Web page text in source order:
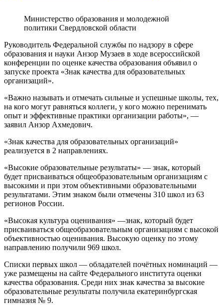
Министерство образования и молодежной
политики Свердловской области
Руководитель Федеральной службы по надзору в сфере
образования и науки Анзор Музаев в ходе всероссийской
конференции по оценке качества образования объявил о
запуске проекта «Знак качества для образовательных
организаций».
«Важно называть и отмечать сильные и успешные школы, тех,
на кого могут равняться коллеги, у кого можно перенимать
опыт и эффективные практики организации работы», —
заявил Анзор Ахмедович.
«Знак качества для образовательных организаций»
реализуется в 2 направлениях.
«Высокие образовательные результаты» — знак, который
будет присваиваться общеобразовательным организациям с
высокими и при этом объективными образовательными
результатами. Этим знаком были отмечены 310 школ из 63
регионов России.
«Высокая культура оценивания» —знак, который будет
присваиваться общеобразовательным организациям с высокой
объективностью оценивания. Высокую оценку по этому
направлению получили 969 школ.
Списки первых школ — обладателей почётных номинаций —
уже размещены на сайте Федерального института оценки
качества образования. Среди них знак качества за высокие
образовательные результаты получила екатеринбургская
гимназия № 9.